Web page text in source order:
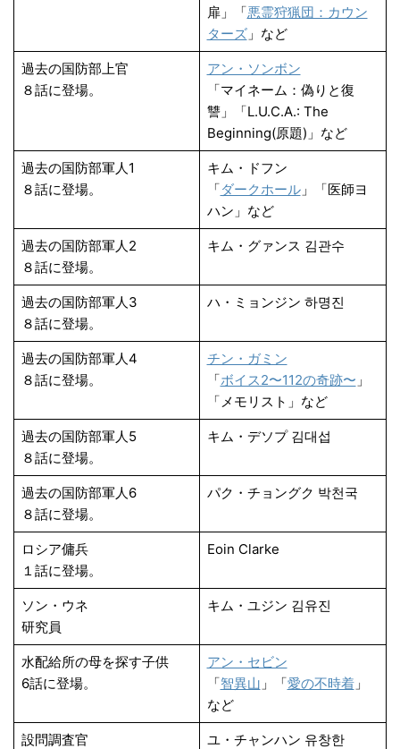
扉」「悪霊狩猟団：カウン
ターズ」など
過去の国防部上官
８話に登場。
アン・ソンボン
「マイネーム：偽りと復
讐」「L.U.C.A.: The
Beginning(原題)」など
過去の国防部軍人1
８話に登場。
キム・ドフン
「ダークホール」「医師ヨ
ハン」など
過去の国防部軍人2
８話に登場。
キム・グァンス 김관수
過去の国防部軍人3
８話に登場。
ハ・ミョンジン 하명진
過去の国防部軍人4
８話に登場。
チン・ガミン
「ボイス2〜112の奇跡〜 」
「メモリスト」など
過去の国防部軍人5
８話に登場。
キム・デソプ 김대섭
過去の国防部軍人6
８話に登場。
パク・チョングク 박천국
ロシア傭兵
１話に登場。
Eoin Clarke
ソン・ウネ
研究員
キム・ユジン 김유진
水配給所の母を探す子供
6話に登場。
アン・セビン
「智異山 」「愛の不時着」
など
設問調査官 ユ・チャンハン 유창한